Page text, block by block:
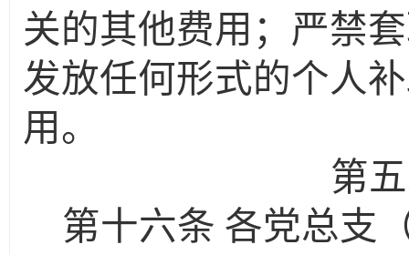
关的其他费用；严禁
发放任何形式的个人
用。
第
第十六条 各党总支